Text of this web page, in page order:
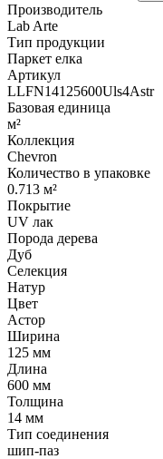
Производитель
Lab Arte
Тип продукции
Паркет елка
Артикул
LLFN14125600Uls4Astr
Базовая единица
м²
Коллекция
Chevron
Количество в упаковке
0.713 м²
Покрытие
UV лак
Порода дерева
Дуб
Селекция
Натур
Цвет
Астор
Ширина
125 мм
Длина
600 мм
Толщина
14 мм
Тип соединения
шип-паз